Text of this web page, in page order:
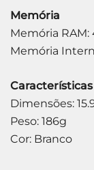
Memória
Memória RAM:
Memória
Características
Dimensões:
Peso: 186g
Cor: Branco